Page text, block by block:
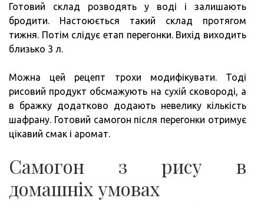
Готовий склад розводять у воді і залишають
бродити. Настоюється такий склад протягом
тижня. Потім слідує етап перегонки. Вихід виходить
близько 3 л.
Можна цей рецепт трохи модифікувати. Тоді
рисовий продукт обсмажують на сухій сковороді, а
в бражку додатково додають невелику кількість
шафрану. Готовий самогон після перегонки отримує
цікавий смак і аромат.
Самогон з рису в
домашніх умовах